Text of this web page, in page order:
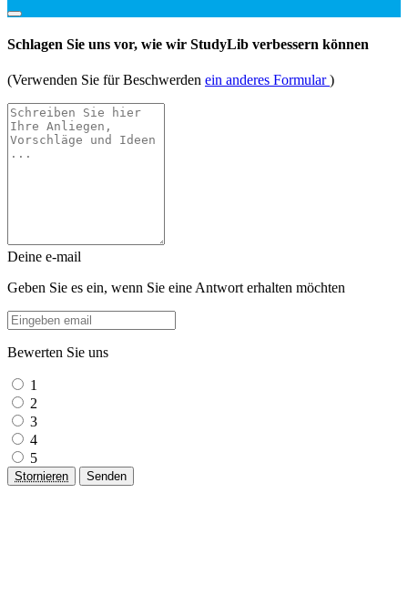
Schlagen Sie uns vor, wie wir StudyLib verbessern können
(Verwenden Sie für Beschwerden ein anderes Formular)
Deine e-mail
Geben Sie es ein, wenn Sie eine Antwort erhalten möchten
Bewerten Sie uns
1
2
3
4
5
Stornieren Senden